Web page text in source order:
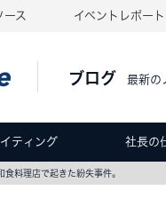
ース イベントレポート
ブログ 最新の
ティング 社長の
料理店で起きた紛失事件。